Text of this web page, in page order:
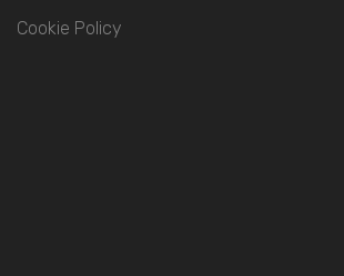
Cookie Policy